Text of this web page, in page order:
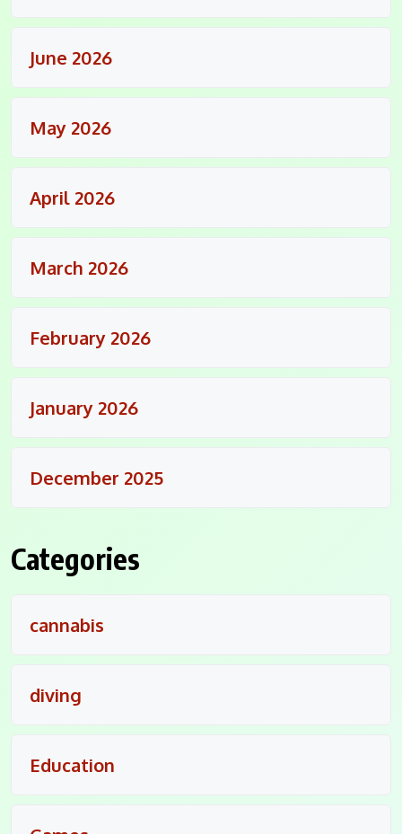
June 2026
May 2026
April 2026
March 2026
February 2026
January 2026
December 2025
Categories
cannabis
diving
Education